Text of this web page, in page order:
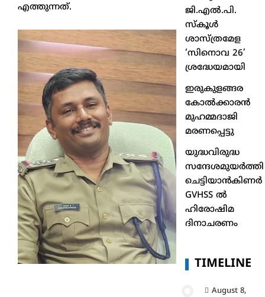
എത്തുന്നത്.
ജി.എൽ.പി.
സ്കൂൾ
ശാസ്ത്രമേള
‘സിനൊവ 26’
ശ്രദ്ധേയമായി
ഇരുകുളങ്ങര
കോൽക്കാരൻ
മുഹമ്മദാജി
മരണപ്പെട്ടു
യുദ്ധവിരുദ്ധ
സന്ദേശമുയർത്തി
ചെട്ടിയാൻകിണർ
GVHSS ൽ
ഹിരോഷിമ
ദിനാചരണം
TIMELINE
August 8,